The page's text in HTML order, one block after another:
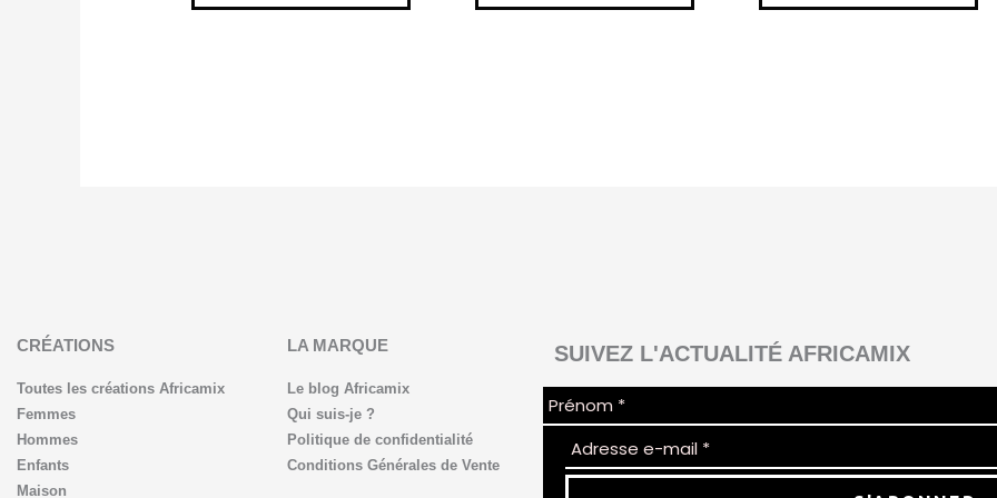
CRÉATIONS
Toutes les créations Africamix
Femmes
Hommes
Enfants
Maison
LA MARQUE
Le blog Africamix
Qui suis-je ?
Politique de confidentialité
Conditions Générales de Vente
SUIVEZ L'ACTUALITÉ AFRICAMIX